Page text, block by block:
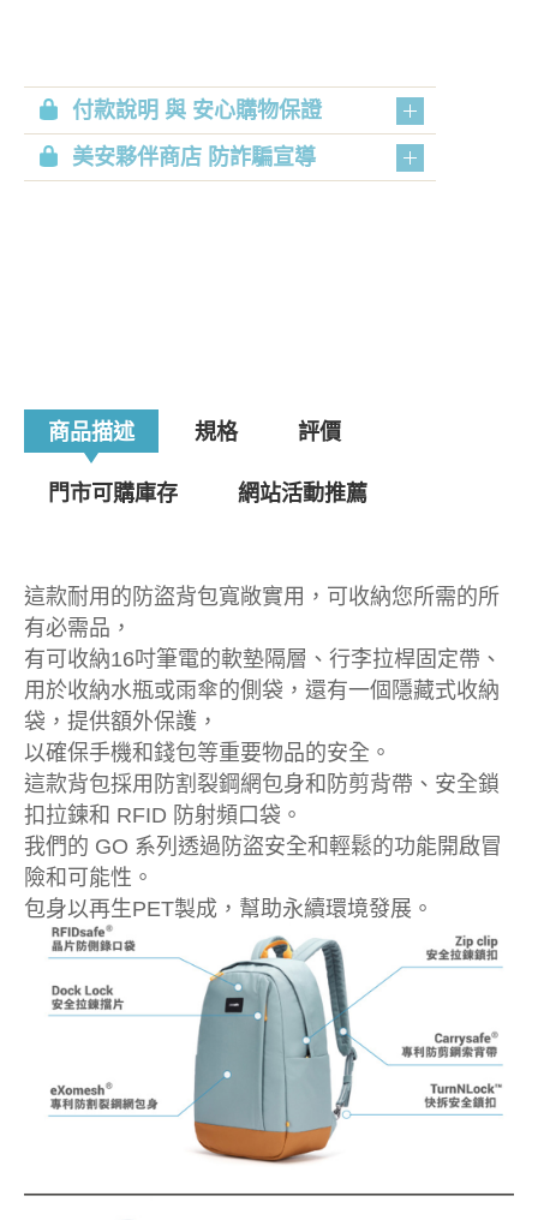
付款說明 與 安心購物保證
美安夥伴商店 防詐騙宣導
商品描述 規格 評價
門市可購庫存 網站活動推薦
這款耐用的防盜背包寬敞實用，可收納您所需的所
有必需品，
有可收納16吋筆電的軟墊隔層、行李拉桿固定帶、
用於收納水瓶或雨傘的側袋，還有一個隱藏式收納
袋，提供額外保護，
以確保手機和錢包等重要物品的安全。
這款背包採用防割裂鋼網包身和防剪背帶、安全鎖
扣拉鍊和 RFID 防射頻口袋。
我們的 GO 系列透過防盜安全和輕鬆的功能開啟冒
險和可能性。
包身以再生PET製成，幫助永續環境發展。